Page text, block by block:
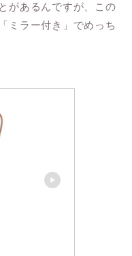
があるんですが、この
ミラー付き」でめっち